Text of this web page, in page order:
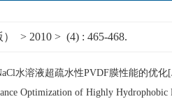
> 2010 > (4) : 465-468.
水溶液超疏水性PVDF膜性能的优
Optimization of Highly